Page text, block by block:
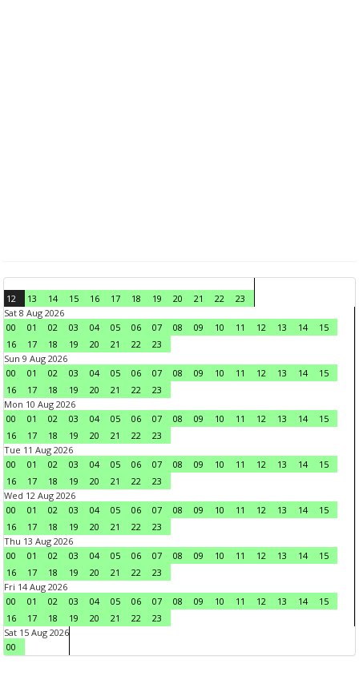
12 13 14 15 16 17 18 19 20 21 22
23
Sat 8 Aug 2026
00
01 02 03 04 05 06 07 08 09 10 11 12 13 14
15
16
17 18 19 20 21 22
23
Sun 9 Aug 2026
00
01 02 03 04 05 06 07 08 09 10 11 12 13 14
15
16
17 18 19 20 21 22
23
Mon 10 Aug 2026
00
01 02 03 04 05 06 07 08 09 10 11 12 13 14
15
16
17 18 19 20 21 22
23
Tue 11 Aug 2026
00
01 02 03 04 05 06 07 08 09 10 11 12 13 14
15
16
17 18 19 20 21 22
23
Wed 12 Aug 2026
00
01 02 03 04 05 06 07 08 09 10 11 12 13 14
15
16
17 18 19 20 21 22
23
Thu 13 Aug 2026
00
01 02 03 04 05 06 07 08 09 10 11 12 13 14
15
16
17 18 19 20 21 22
23
Fri 14 Aug 2026
00
01 02 03 04 05 06 07 08 09 10 11 12 13 14
15
16
17 18 19 20 21 22
23
Sat 15 Aug 2026
00